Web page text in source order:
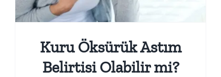
Kuru Öksürük Astım
Belirtisi Olabilir mi?